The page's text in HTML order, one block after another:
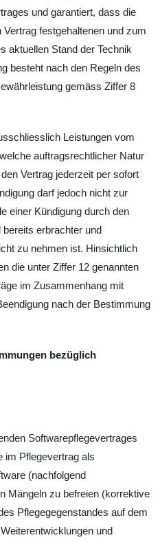
und garantiert, dass die
festgehaltenen und zum
aktuellen Stand der Technik
besteht nach den Regeln des
gemäss Ziffer 8
Leistungen vom
auftragsrechtlicher Natur
Vertrag jederzeit per sofort
darf jedoch nicht zur
einer Kündigung durch den
bereits erbrachter und
zu nehmen ist. Hinsichtlich
die unter Ziffer 12 genannten
im Zusammenhang mit
nach der Bestimmung
bezüglich
Softwarepflegevertrages
im Pflegevertrag als
(nachfolgend
Mängeln zu befreien (korrektive
Pflegegegenstandes auf dem
und